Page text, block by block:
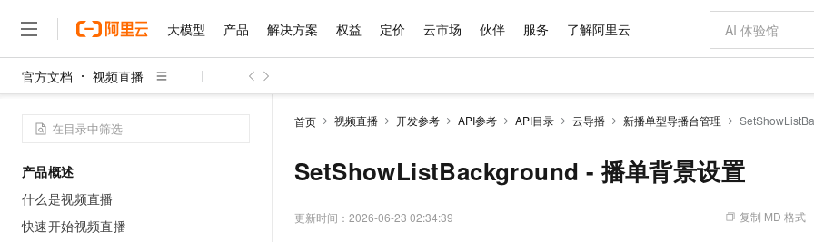
大模型 产品 解决方案 权益 定价 云市场 伙伴 服务 了解阿里云
官方文档 视频直播
产品概述
什么是视频直播
快速开始视频直播
首页 视频直播 开发参考 API参考 API目录 云导播 新播单型导播台管理
SetShowListBackground - 播单背景设置
更新时间： 2026-06-23 02:34:39 复制 MD 格式
大模型
千问AI平台 大模型
产品
精选产品
精选产品
多元化、高性能、安全可靠的大模型服务
提供智能易用的域名与建站服务 安全可靠、弹
解决方案
精选解决方案
精选解决方案
Qwen-Audio-3.0-Realtime 端到端实时语音角色扮演 输入一句话想
一键购买专属
权益 普惠上云
推荐新用户得奖励，单订单最高返9万
AI 特惠
至高享 1亿+免费 tokens，加速 Al 应用落地
AI 场景体
智能编程，一
从图文生成到
定价 产品定价
了解云产品的定价详情
云上成本管理
管理和优化成本
价格计算器
自助选配和估算价格
价格优势
配置报价
云市场 精选商城
多端小程序
数据与 API
手机三要素
基础软件
宝塔 Linux
伙伴 成为销售伙伴
咨询伙伴
销售伙伴合作计划
成为产品伙伴
产品生态伙伴
产品伙伴
弹性计算合
服务 售前咨询
自助服务
企业增值服务
专家技术服务
阿里云认证
全部认证
了解阿里云 为什么选择阿里云
技术领先
最佳实践
云上奥运之旅
市场活动
阿里云中企